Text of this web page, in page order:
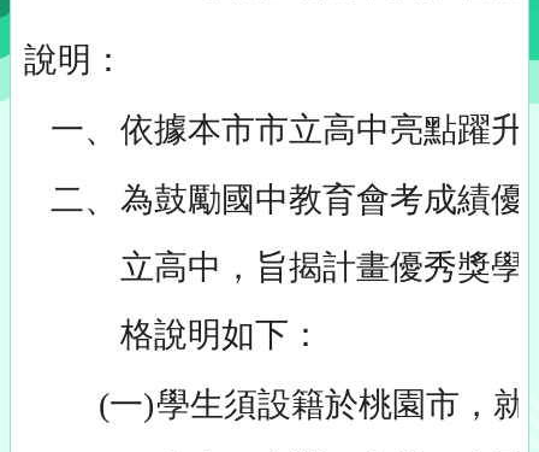
說明：
一、 依據本市市立高中亮點躍升
二、 為鼓勵國中教育會考成績優
立高中，旨揭計畫優秀獎學
格說明如下：
(一)學生須設籍於桃園市，